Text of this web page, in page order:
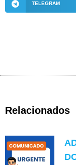
TELEGRAM
Relacionados